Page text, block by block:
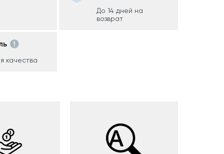
До 14 дней на
возврат
качества